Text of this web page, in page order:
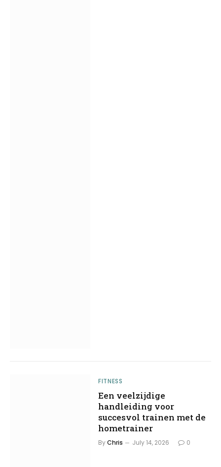
FITNESS
Een veelzijdige
handleiding voor
succesvol trainen met de
hometrainer
ByChris July 14, 2026 0